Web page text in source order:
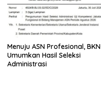
Menuju ASN Profesional, BKN
Umumkan Hasil Seleksi
Administrasi